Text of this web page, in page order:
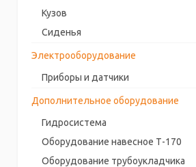
Кузов
Сиденья
Электрооборудование
Приборы и датчики
Дополнительное оборудование
Гидросистема
Оборудование навесное Т-170
Оборудование трубоукладчика